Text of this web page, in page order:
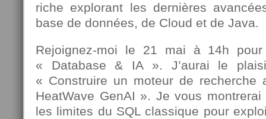
riche explorant les dernières
base de données, de Cloud et de Java.
Rejoignez-moi le 21 mai à 14h
« Database & IA ». J’aurai le
« Construire un moteur de recherche
HeatWave GenAI ». Je vous
les limites du SQL classique pour